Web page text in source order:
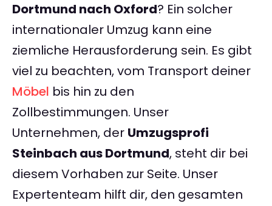
Dortmund nach Oxford? Ein solcher
internationaler Umzug kann eine
ziemliche Herausforderung sein. Es gibt
viel zu beachten, vom Transport deiner
Möbel bis hin zu den
Zollbestimmungen. Unser
Unternehmen, der Umzugsprofi
Steinbach aus Dortmund, steht dir bei
diesem Vorhaben zur Seite. Unser
Expertenteam hilft dir, den gesamten